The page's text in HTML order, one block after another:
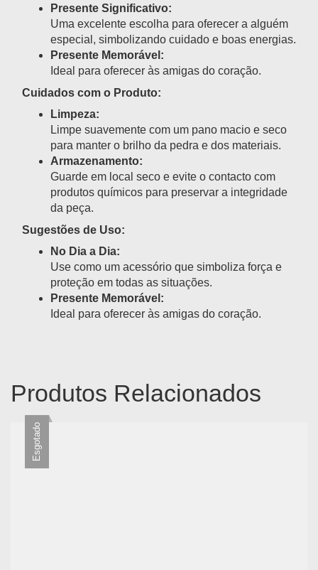
Presente Significativo:
Uma excelente escolha para oferecer a alguém
especial, simbolizando cuidado e boas energias.
Presente Memorável:
Ideal para oferecer às amigas do coração.
Cuidados com o Produto:
Limpeza:
Limpe suavemente com um pano macio e seco
para manter o brilho da pedra e dos materiais.
Armazenamento:
Guarde em local seco e evite o contacto com
produtos químicos para preservar a integridade
da peça.
Sugestões de Uso:
No Dia a Dia:
Use como um acessório que simboliza força e
proteção em todas as situações.
Presente Memorável:
Ideal para oferecer às amigas do coração.
Produtos Relacionados
Esgotado